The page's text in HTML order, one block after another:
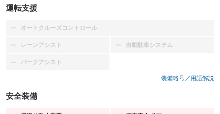
運転支援
オートクルーズコントロール
：装備なし
レーンアシスト
：装備なし 自動駐車システム
：装備なし
パークアシスト
：装備なし
装備略号／用語解説
安全装備